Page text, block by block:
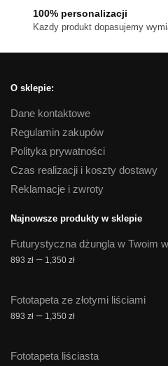
100% personalizacji
Kazdy produkt dopasujemy
O sklepie:
Dane kontaktowe
Regulamin zakupów
Polityka prywatności
Czas realizacji i koszty dostawy
Reklamacje i zwroty
Najnowsze produkty w sklepie
Futurystyczna dżungla w Twoim
893 zł – 1,350 złZakres
893 zł
do
Fototapeta ze złotymi liściami
893 zł – 1,350 złZakres
893 zł
Fototapeta liściasta